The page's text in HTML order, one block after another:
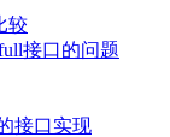
较
接口的问题
接口实现